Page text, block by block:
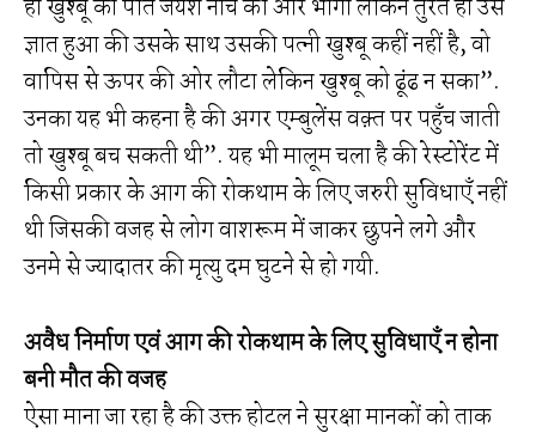
ही खुश्बू का पति जयेश नीचे की ओर भागा लेकिन तुरंत ही उसे
ज्ञात हुआ की उसके साथ उसकी पत्नी खुश्बू कहीं नहीं है, वो
वापिस से ऊपर की ओर लौटा लेकिन खुश्बू को ढूंढ न सका”.
उनका यह भी कहना है की अगर एम्बुलेंस वक़्त पर पहुँच जाती
तो खुश्बू बच सकती थी”. यह भी मालूम चला है की रेस्टोरेंट में
किसी प्रकार के आग की रोकथाम के लिए जरुरी सुविधाएँ नहीं
थी जिसकी वजह से लोग वाशरूम में जाकर छुपने लगे और
उनमे से ज्यादातर की मृत्यु दम घुटने से हो गयी.
अवैध निर्माण एवं आग की रोकथाम के लिए सुविधाएँ न होना
बनी मौत की वजह
ऐसा माना जा रहा है की उक्त होटल ने सुरक्षा मानकों को ताक